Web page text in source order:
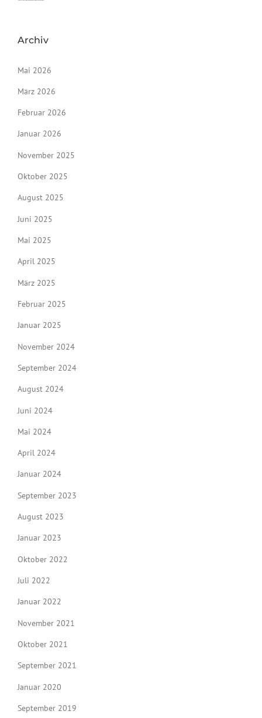
Archiv
Mai 2026
März 2026
Februar 2026
Januar 2026
November 2025
Oktober 2025
August 2025
Juni 2025
Mai 2025
April 2025
März 2025
Februar 2025
Januar 2025
November 2024
September 2024
August 2024
Juni 2024
Mai 2024
April 2024
Januar 2024
September 2023
August 2023
Januar 2023
Oktober 2022
Juli 2022
Januar 2022
November 2021
Oktober 2021
September 2021
Januar 2020
September 2019